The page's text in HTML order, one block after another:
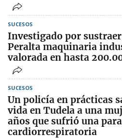
SUCESOS
Investigado por
Peralta maquinaria
valorada en hasta
SUCESOS
Un policía en prácticas
vida en Tudela a una
años que sufrió una
cardiorrespiratoria